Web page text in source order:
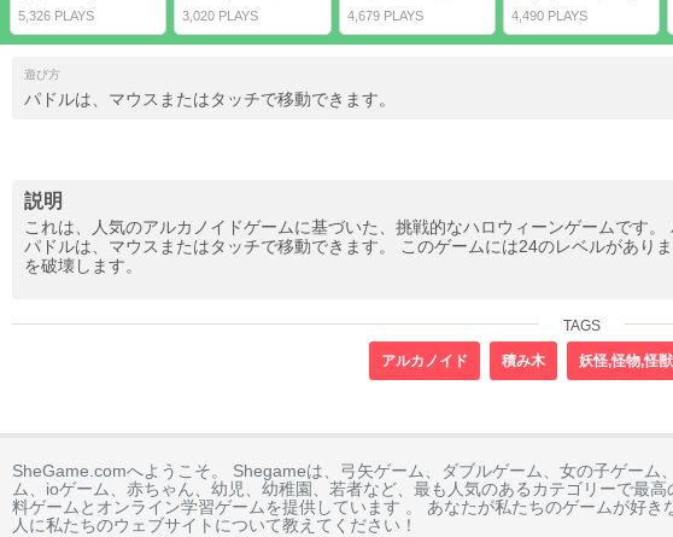
5,326 PLAYS 3,020 PLAYS 4,679 PLAYS 4,490 PLAYS
遊び方
パドルは、マウスまたはタッチで移動できます。
説明
これは、人気のアルカノイドゲームに基づいた、挑戦的なハロウィーンゲームです
パドルは、マウスまたはタッチで移動できます。 このゲームには24のレベルがあり
を破壊します。
TAGS
アルカノイド 積み木 妖怪,怪物,怪
SheGame.comへようこそ。 Shegameは、弓矢ゲーム、ダブルゲーム、女の子ゲーム
ム、ioゲーム、赤ちゃん、幼児、幼稚園、若者など、最も人気のあるカテゴリーで最高
料ゲームとオンライン学習ゲームを提供しています 。 あなたが私たちのゲームが好き
人に私たちのウェブサイトについて教えてください！